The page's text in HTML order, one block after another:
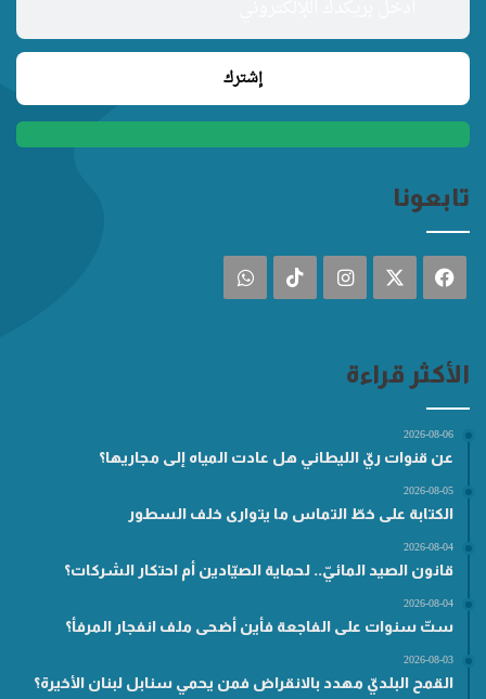
تابعونا
فيسبوك انستقرام ‫TikTokواتساب
الأكثر قراءة
2026-08-06
عن قنوات ريّ الليطاني هل عادت المياه إلى مجاريها؟
2026-08-05
الكتابة على خطّ التماس ما يتوارى خلف السطور
2026-08-04
قانون الصيد المائيّ.. لحماية الصيّادين أم احتكار الشركات؟
2026-08-04
ستّ سنوات على الفاجعة فأين أضحى ملف انفجار المرفأ؟
2026-08-03
القمح البلديّ مهدد بالانقراض فمن يحمي سنابل لبنان الأخيرة؟